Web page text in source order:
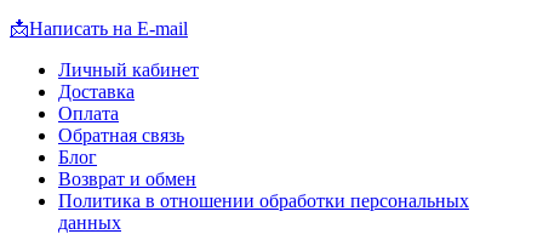
📩Написать на E-mail
Личный кабинет
Доставка
Оплата
Обратная связь
Блог
Возврат и обмен
Политика в отношении обработки персональных
данных